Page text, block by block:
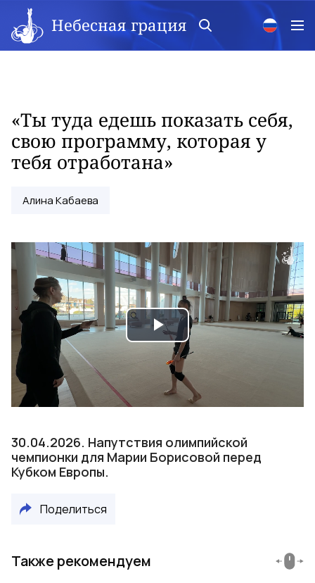
Небесная грация
«Ты туда едешь показать себя,
свою программу, которая у
тебя отработана»
Алина Кабаева
Play
Video
30.04.2026. Напутствия олимпийской
чемпионки для Марии Борисовой перед
Кубком Европы.
Поделиться
Также рекомендуем